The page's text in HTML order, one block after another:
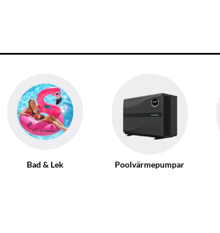
Bad & Lek Poolvärmepumpar